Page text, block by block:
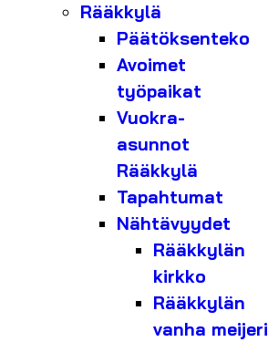
Rääkkylä
Päätöksenteko
Avoimet
työpaikat
Vuokra-
asunnot
Rääkkylä
Tapahtumat
Nähtävyydet
Rääkkylän
kirkko
Rääkkylän
vanha meijeri